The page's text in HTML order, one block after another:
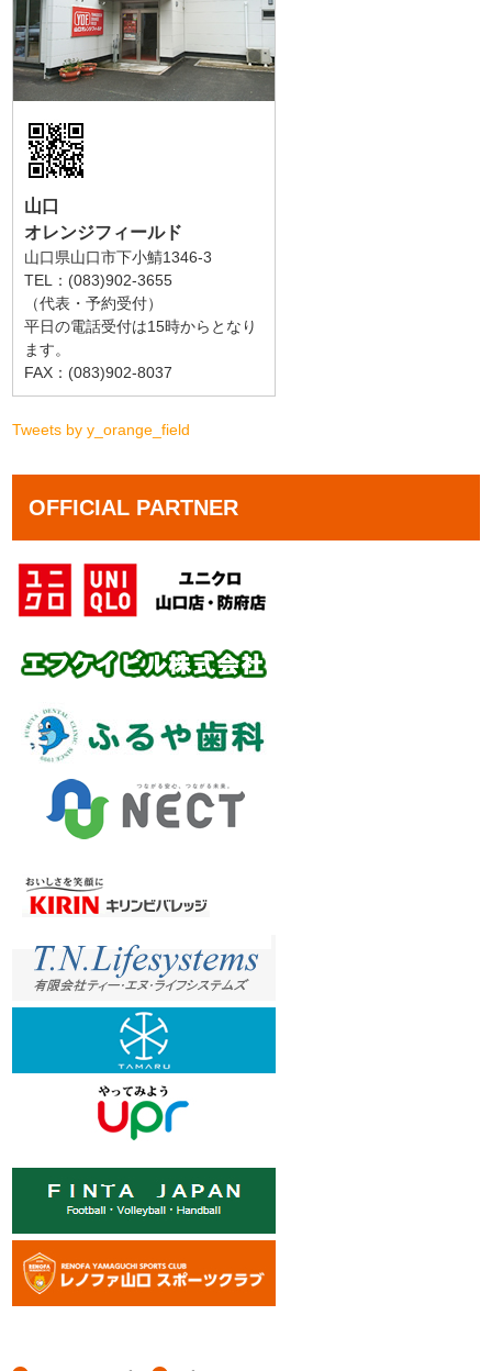
山口
オレンジフィールド
山口県山口市下小鯖1346-3
TEL：(083)902-3655
（代表・予約受付）
平日の電話受付は15時からとなり
ます。
FAX：(083)902-8037
Tweets by y_orange_field
OFFICIAL PARTNER